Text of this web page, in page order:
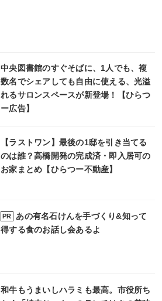
中央図書館のすぐそばに、1人でも、複
数名でシェアしても自由に使える、光溢
れるサロンスペースが新登場！【ひらつ
ー広告】
【ラストワン】最後の1邸を引き当てる
のは誰？高橋開発の完成済・即入居可の
お家まとめ【ひらつー不動産】
PR
あの有名石けんを手づくり&知って
得する食のお話し会あるよ
和牛もうまいしハラミも最高。市役所ち